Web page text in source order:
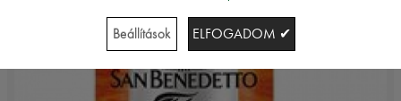
Beállítások ELFOGADOM ✔